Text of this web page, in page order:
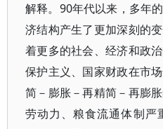
解释。90年代以来，多年
济结构产生了更加深刻的
着更多的社会、经济和政
保护主义、国家财政在市
简－膨胀－再精简－再膨
劳动力、粮食流通体制严